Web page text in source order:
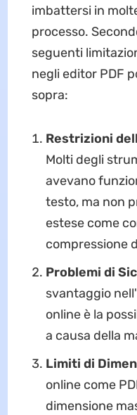
imbattersi in
processo.
seguenti
negli editor PDF
sopra:
Restrizioni
Molti degli
avevano
testo, ma non
estese come
compressione
Problemi di
svantaggio
online è la
a causa della
Limiti di
online come
dimensione